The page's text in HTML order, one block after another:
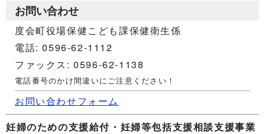
お問い合わせ
度会町役場保健こども課保健衛生係
電話: 0596-62-1112
ファックス: 0596-62-1138
電話番号のかけ間違いにご注意ください！
お問い合わせフォーム
妊婦のための支援給付・妊婦等包括支援相談支援事業